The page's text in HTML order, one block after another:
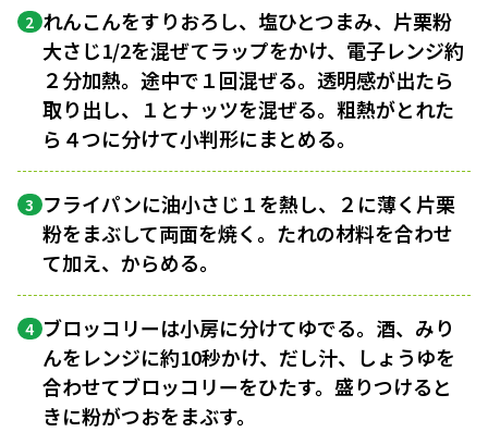
2 れんこんをすりおろし、塩ひとつまみ、片栗粉
大さじ1/2を混ぜてラップをかけ、電子レンジ約
２分加熱。途中で１回混ぜる。透明感が出たら
取り出し、１とナッツを混ぜる。粗熱がとれた
ら４つに分けて小判形にまとめる。
3 フライパンに油小さじ１を熱し、２に薄く片栗
粉をまぶして両面を焼く。たれの材料を合わせ
て加え、からめる。
4 ブロッコリーは小房に分けてゆでる。酒、みり
んをレンジに約10秒かけ、だし汁、しょうゆを
合わせてブロッコリーをひたす。盛りつけると
きに粉がつおをまぶす。